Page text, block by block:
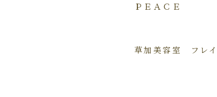
ＰＥＡＣＥ
草加美容室 フレ